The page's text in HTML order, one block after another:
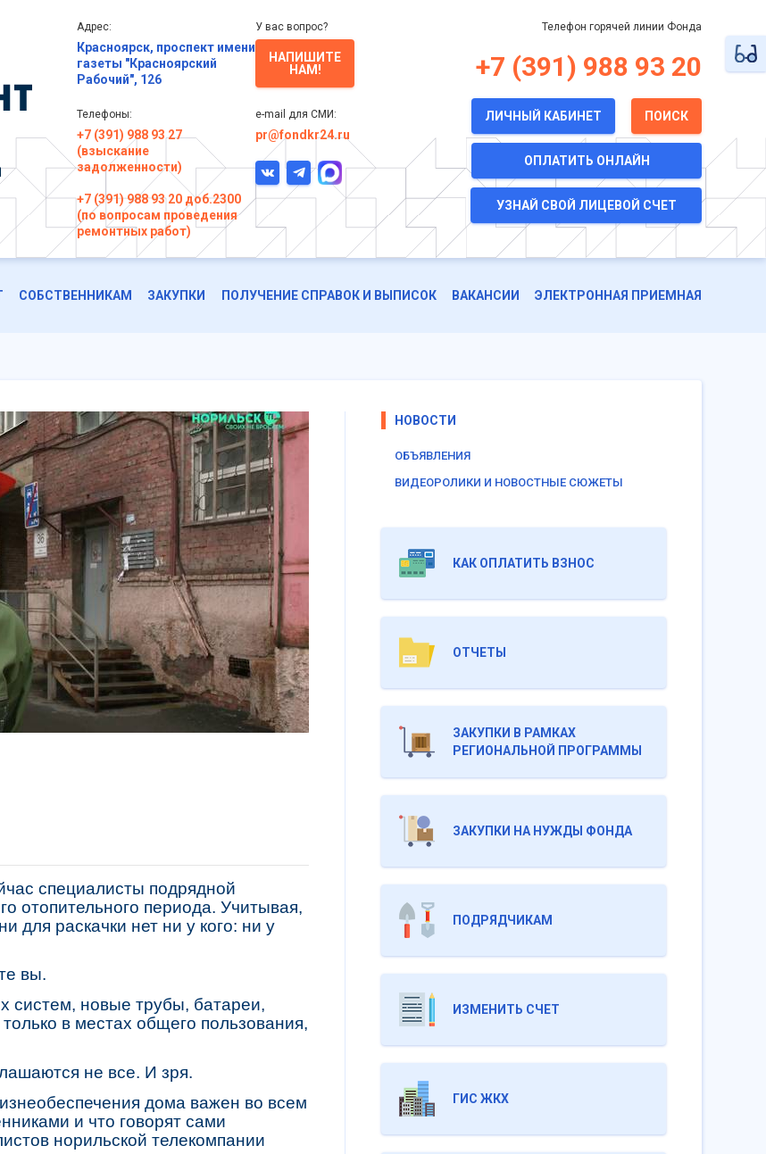
Адрес:
Красноярск, проспект имени
газеты "Красноярский
Рабочий", 126
Телефоны:
+7 (391) 988 93 27
(взыскание
задолженности)
+7 (391) 988 93 20 доб.2300
(по вопросам проведения
ремонтных работ)
У вас вопрос?
НАПИШИТЕ
НАМ!
e-mail для СМИ:
pr@fondkr24.ru
Телефон горячей линии Фонда
+7 (391) 988 93 20
ЛИЧНЫЙ КАБИНЕТ ПОИСК
ОПЛАТИТЬ ОНЛАЙН
УЗНАЙ СВОЙ ЛИЦЕВОЙ СЧЕТ
СОБСТВЕННИКАМ ЗАКУПКИ ПОЛУЧЕНИЕ СПРАВОК И ВЫПИСОК ВАКАНСИИ ЭЛЕКТРОННАЯ ПРИЕМНАЯ
специалисты подрядной
отопительного периода. Учитывая,
для раскачки нет ни у кого: ни у
вы.
систем, новые трубы, батареи,
в местах общего пользования,
не все. И зря.
дома важен во всем
и что говорят сами
норильской телекомпании
НОВОСТИ
ОБЪЯВЛЕНИЯ
ВИДЕОРОЛИКИ И НОВОСТНЫЕ СЮЖЕТЫ
КАК ОПЛАТИТЬ ВЗНОС
ОТЧЕТЫ
ЗАКУПКИ В РАМКАХ
РЕГИОНАЛЬНОЙ ПРОГРАММЫ
ЗАКУПКИ НА НУЖДЫ ФОНДА
ПОДРЯДЧИКАМ
ИЗМЕНИТЬ СЧЕТ
ГИС ЖКХ